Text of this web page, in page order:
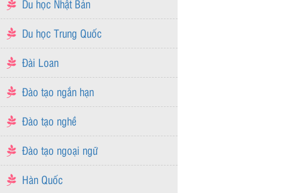
Du học Nhật Bản
Du học Trung Quốc
Đài Loan
Đào tạo ngắn hạn
Đào tạo nghề
Đào tạo ngoại ngữ
Hàn Quốc